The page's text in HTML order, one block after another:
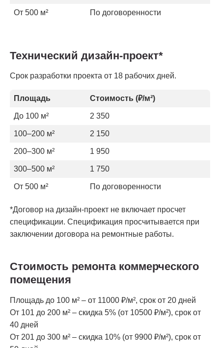
От 500 м² По договоренности
Технический дизайн-проект*
Срок разработки проекта от 18 рабочих дней.
Площадь Стоимость (₽/м²)
До 100 м² 2 350
100–200 м² 2 150
200–300 м² 1 950
300–500 м² 1 750
От 500 м² По договоренности
*Договор на дизайн-проект не включает просчет
спецификации. Спецификация просчитывается при
заключении договора на ремонтные работы.
Стоимость ремонта коммерческого
помещения
Площадь до 100 м² – от 11000 ₽/м², срок от 20 дней
От 101 до 200 м² – скидка 5% (от 10500 ₽/м²), срок от
40 дней
От 201 до 300 м² – скидка 10% (от 9900 ₽/м²), срок от